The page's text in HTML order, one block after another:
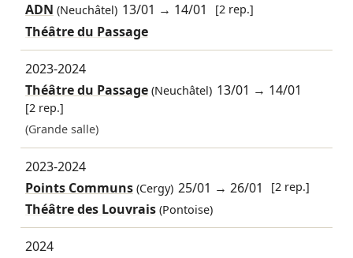
ADN (Neuchâtel) 13/01 → 14/01 [2 rep.]
Théâtre du Passage
2023-2024
Théâtre du Passage(Neuchâtel) 13/01 → 14/01
[2 rep.]
(Grande salle)
2023-2024
Points Communs(Cergy) 25/01 →26/01 [2 rep.]
Théâtre des Louvrais (Pontoise)
2024